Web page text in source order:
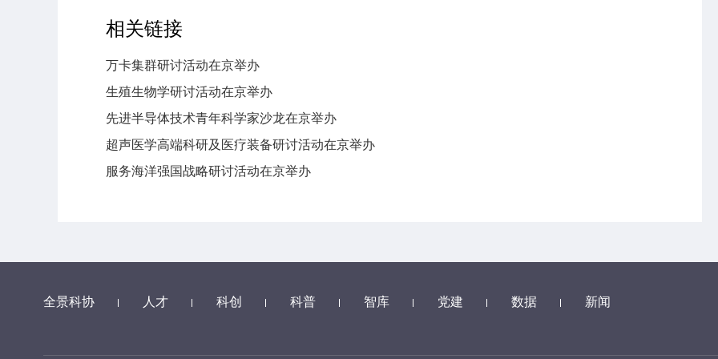
相关链接
万卡集群研讨活动在京举办
生殖生物学研讨活动在京举办
先进半导体技术青年科学家沙龙在京举办
超声医学高端科研及医疗装备研讨活动在京举办
服务海洋强国战略研讨活动在京举办
全景科协 人才 科创 科普 智库 党建 数据 新闻